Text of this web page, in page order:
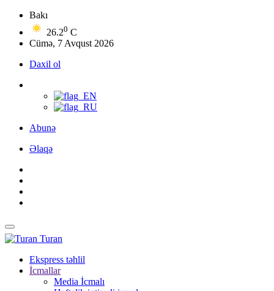
Bakı
26.20 C
Cümə, 7 Avqust 2026
Daxil ol
Abunə
Əlaqə
Turan
Ekspress təhlil
İcmallar
Media İcmalı